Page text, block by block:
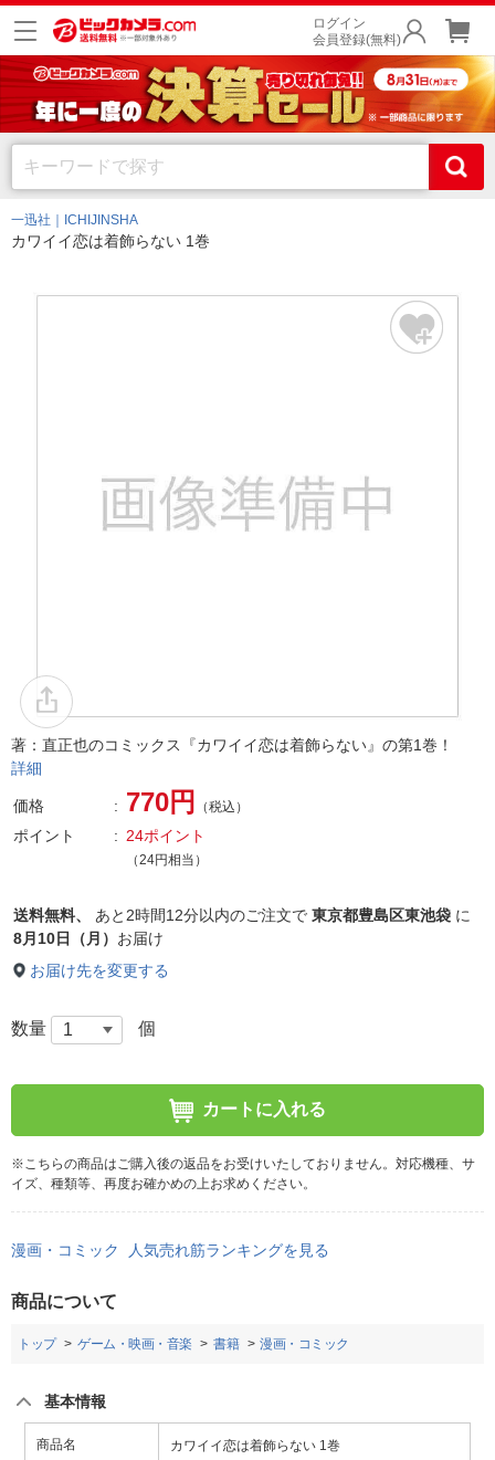
ログイン
会員登録(無料)
一迅社｜ICHIJINSHA
カワイイ恋は着飾らない 1巻
著：直正也のコミックス『カワイイ恋は着飾らない』の第1巻！
詳細
価格 770円 （税込）
ポイント 24ポイント
（24円相当）
送料無料、 あと 2時間12分以内のご注文で 東京都豊島区東池袋 に
8月10日（月） お届け
お届け先を変更する
数量 個
カートに入れる
※こちらの商品はご購入後の返品をお受けいたしておりません。対応機種、サ
イズ、種類等、再度お確かめの上お求めください。
漫画・コミック 人気売れ筋ランキングを見る
商品について
トップ ゲーム・映画・音楽 書籍 漫画・コミック
基本情報
商品名 カワイイ恋は着飾らない 1巻